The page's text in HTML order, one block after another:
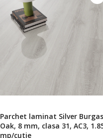
Parchet laminat Silver Burgas
Oak, 8 mm, clasa 31, AC3,
mp/cutie